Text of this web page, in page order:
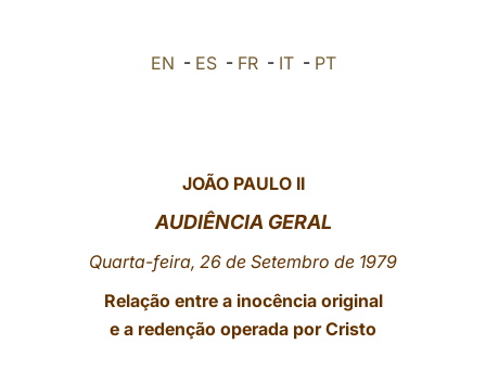
EN - ES- FR- IT- PT
JOÃO PAULO II
AUDIÊNCIA GERAL
Quarta-feira, 26 de Setembro de 1979
Relação entre a inocência original
e a redenção operada por Cristo